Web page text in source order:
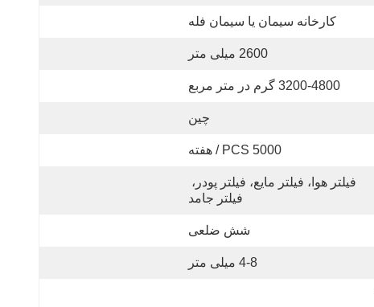
کارخانه سیمان یا سیمان فله
2600 میلی متر
3200-4800 گرم در متر مربع
چین
5000 PCS / هفته
فیلتر جامد
شش ضلعی
4-8 میلی متر